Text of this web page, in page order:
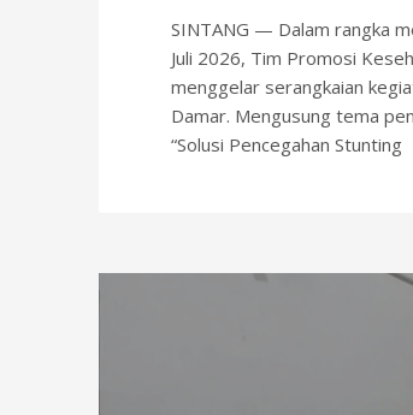
SINTANG — Dalam rangka
Juli 2026, Tim Promosi
menggelar serangkaian
Damar. Mengusung tema
“Solusi Pencegahan Stunting